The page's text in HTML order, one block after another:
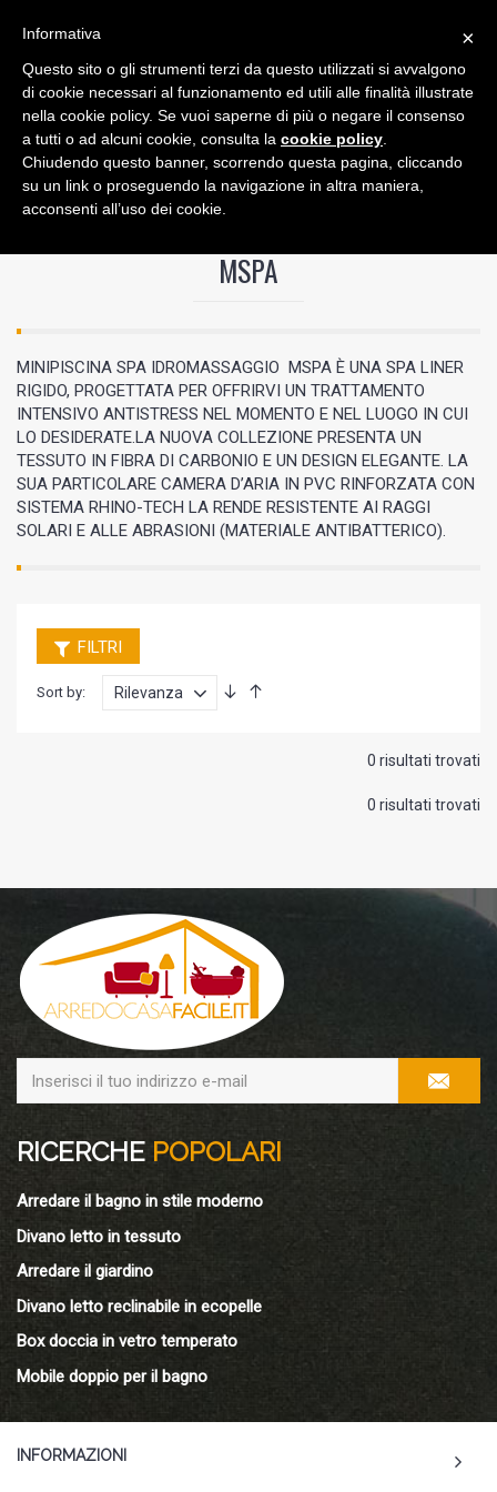
0
/ MSPA
MSPA
MINIPISCINA SPA IDROMASSAGGIO MSPA È UNA SPA LINER
RIGIDO, PROGETTATA PER OFFRIRVI UN TRATTAMENTO
INTENSIVO ANTISTRESS NEL MOMENTO E NEL LUOGO IN CUI
LO DESIDERATE.LA NUOVA COLLEZIONE PRESENTA UN
TESSUTO IN FIBRA DI CARBONIO E UN DESIGN ELEGANTE. LA
SUA PARTICOLARE CAMERA D’ARIA IN PVC RINFORZATA CON
SISTEMA RHINO-TECH LA RENDE RESISTENTE AI RAGGI
SOLARI E ALLE ABRASIONI (MATERIALE ANTIBATTERICO).
FILTRI
Sort by:
0 risultati trovati
0 risultati trovati
RICERCHE POPOLARI
Arredare il bagno in stile moderno
Divano letto in tessuto
Arredare il giardino
Divano letto reclinabile in ecopelle
Box doccia in vetro temperato
Mobile doppio per il bagno
INFORMAZIONI
×
Informativa
Questo sito o gli strumenti terzi da questo utilizzati si avvalgono
di cookie necessari al funzionamento ed utili alle finalità illustrate
nella cookie policy. Se vuoi saperne di più o negare il consenso
a tutti o ad alcuni cookie, consulta la cookie policy
Chiudendo questo banner, scorrendo questa pagina, cliccando
su un link o proseguendo la navigazione in altra maniera,
acconsenti all’uso dei cookie.